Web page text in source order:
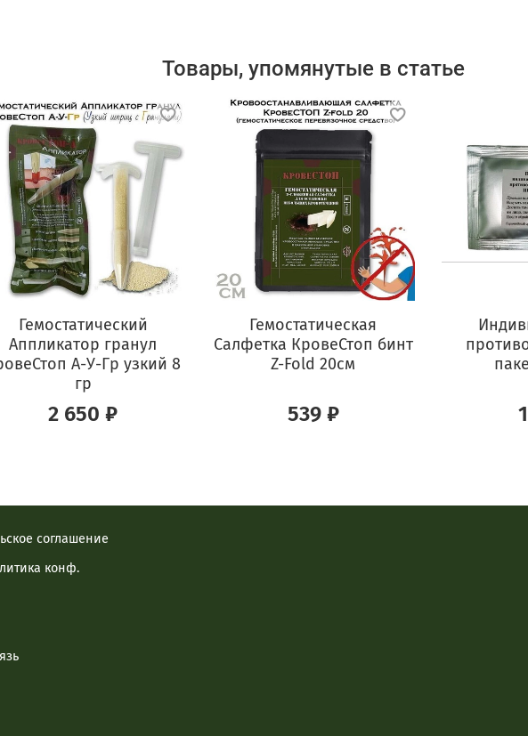
Товары, упомянутые в статье
Гемостатический
Аппликатор гранул
А-У-Гр узкий 8
гр
2 650 ₽
Гемостатическая
Салфетка КровеСтоп бинт
Z-Fold 20см
539 ₽
соглашение
конф.